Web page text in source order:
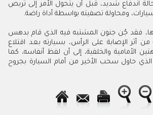
اندفاع شديد، قبل أن يتحول الأمر إلى تربص
ومحاولة تصفيته بواسطة أداة راضة.
فقد جُن جنون المشتبه فيه الذي قام بدهس
أثر الإصابة على الرأس، بسيارته بعد اقتلاع
الأمامية والخلفية، إلى أن لفظ أنفاسه، كما
حاول سحب الأخير من أمام السيارة بجروح